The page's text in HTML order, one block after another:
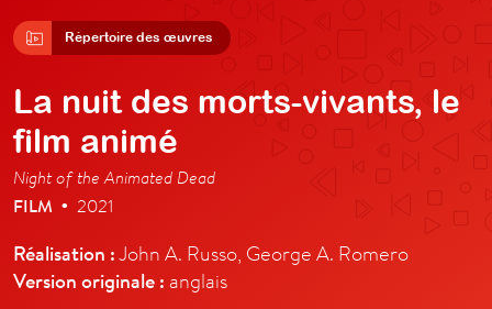
Répertoire des œuvres
La nuit des morts-vivants, le
film animé
Night of the Animated Dead
FILM • 2021
Réalisation :John A. Russo, George A. Romero
Version originale : anglais